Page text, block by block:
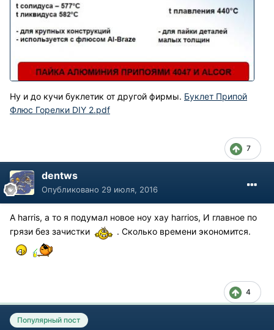
Ну и до кучи буклетик от другой фирмы. Буклет Припой
Флюс Горелки DIY 2.pdf
7
dentws
Опубликовано 29 июля, 2016
А harris, а то я подумал новое ноу хау harrios, И главное по
грязи без зачистки
. Сколько времени экономится.
4
Популярный пост